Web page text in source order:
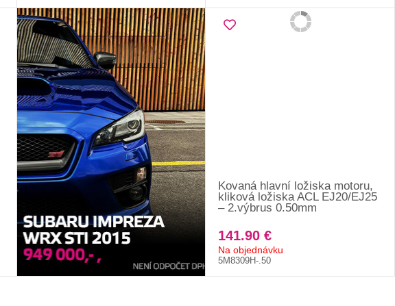
Kovaná hlavní ložiska motoru,
kliková ložiska ACL EJ20/EJ25
– 2.výbrus 0.50mm
141.90 €
Na objednávku
5M8309H-.50